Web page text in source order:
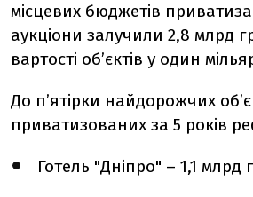
місцевих бюджетів
аукціони залучили 2,8 млрд
вартості обʼєктів у один
До пʼятірки найдорожчих
приватизованих за 5 років
Готель "Дніпро" – 1,1 млрд